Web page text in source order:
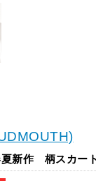
新作 柄スカー